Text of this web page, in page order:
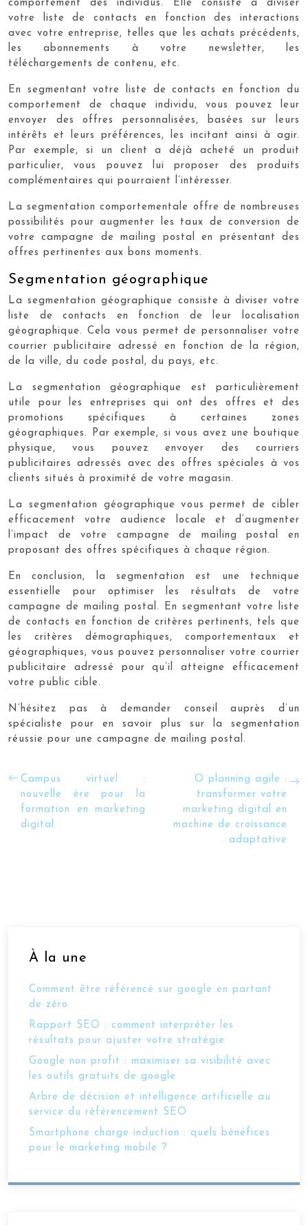
comportement des individus. Elle consiste à diviser
votre liste de contacts en fonction des interactions
avec votre entreprise, telles que les achats précédents,
les abonnements à votre newsletter, les
téléchargements de contenu, etc.
En segmentant votre liste de contacts en fonction du
comportement de chaque individu, vous pouvez leur
envoyer des offres personnalisées, basées sur leurs
intérêts et leurs préférences, les incitant ainsi à agir.
Par exemple, si un client a déjà acheté un produit
particulier, vous pouvez lui proposer des produits
complémentaires qui pourraient l’intéresser.
La segmentation comportementale offre de nombreuses
possibilités pour augmenter les taux de conversion de
votre campagne de mailing postal en présentant des
offres pertinentes aux bons moments.
Segmentation géographique
La segmentation géographique consiste à diviser votre
liste de contacts en fonction de leur localisation
géographique. Cela vous permet de personnaliser votre
courrier publicitaire adressé en fonction de la région,
de la ville, du code postal, du pays, etc.
La segmentation géographique est particulièrement
utile pour les entreprises qui ont des offres et des
promotions spécifiques à certaines zones
géographiques. Par exemple, si vous avez une boutique
physique, vous pouvez envoyer des courriers
publicitaires adressés avec des offres spéciales à vos
clients situés à proximité de votre magasin.
La segmentation géographique vous permet de cibler
efficacement votre audience locale et d’augmenter
l’impact de votre campagne de mailing postal en
proposant des offres spécifiques à chaque région.
En conclusion, la segmentation est une technique
essentielle pour optimiser les résultats de votre
campagne de mailing postal. En segmentant votre liste
de contacts en fonction de critères pertinents, tels que
les critères démographiques, comportementaux et
géographiques, vous pouvez personnaliser votre courrier
publicitaire adressé pour qu’il atteigne efficacement
votre public cible.
N’hésitez pas à demander conseil auprès d’un
spécialiste pour en savoir plus sur la segmentation
réussie pour une campagne de mailing postal.
Campus virtuel :
nouvelle ère pour la
formation en marketing
digital
O planning agile :
transformer votre
marketing digital en
machine de croissance
adaptative
À la une
Comment être référencé sur google en partant
de zéro
Rapport SEO : comment interpréter les
résultats pour ajuster votre stratégie
Google non profit : maximiser sa visibilité avec
les outils gratuits de google
Arbre de décision et intelligence artificielle au
service du référencement SEO
Smartphone charge induction : quels bénéfices
pour le marketing mobile ?